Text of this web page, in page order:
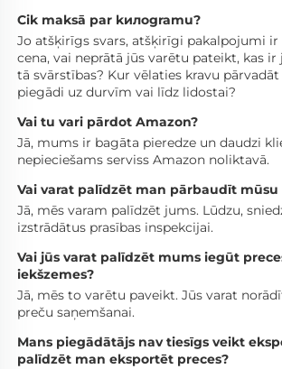
Cik maksā par kилogramu?
Jo atšķirīgs svars, atšķirīgi pakalpojumi
cena, vai neprātā jūs varētu pateikt, kas ir
tā svārstības? Kur vēlaties kravu
piegādi uz durvīm vai līdz lidostai?
Vai tu vari pārdot Amazon?
Jā, mums ir bagāta pieredze un daudzi
nepieciešams serviss Amazon noliktavā.
Vai varat palīdzēt man pārbaudīt mūsu
Jā, mēs varam palīdzēt jums. Lūdzu,
izstrādātus prasības inspekcijai.
Vai jūs varat palīdzēt mums iegūt
iekšzemes?
Jā, mēs to varētu paveikt. Jūs varat
preču saņemšanai.
Mans piegādātājs nav tiesīgs veikt
palīdzēt man eksportēt preces?